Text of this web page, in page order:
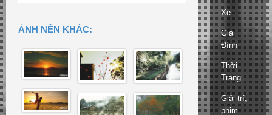
ẢNH NỀN KHÁC:
Xe
Gia
Đình
Thời
Trang
Giải trí,
phim